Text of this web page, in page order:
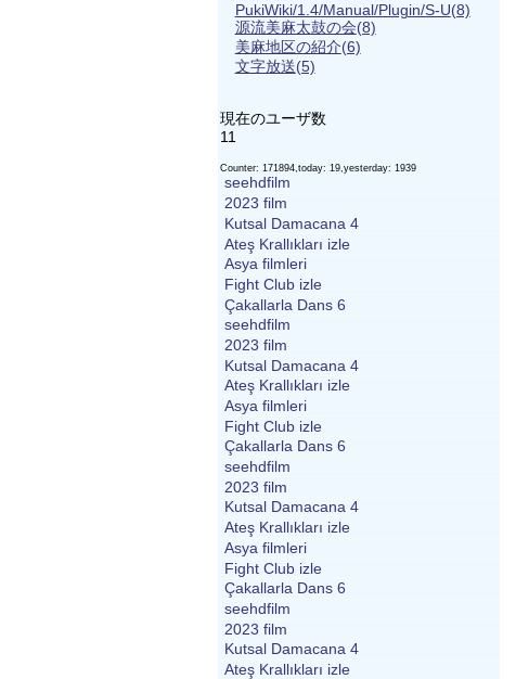
PukiWiki/1.4/Manual/Plugin/S-U(8)
源流美麻太鼓の会(8)
美麻地区の紹介(6)
文字放送(5)
現在のユーザ数
11
Counter: 171894,today: 19,yesterday: 1939
seehdfilm
2023 film
Kutsal Damacana 4
Ateş Krallıkları izle
Asya filmleri
Fight Club izle
Çakallarla Dans 6
seehdfilm
2023 film
Kutsal Damacana 4
Ateş Krallıkları izle
Asya filmleri
Fight Club izle
Çakallarla Dans 6
seehdfilm
2023 film
Kutsal Damacana 4
Ateş Krallıkları izle
Asya filmleri
Fight Club izle
Çakallarla Dans 6
seehdfilm
2023 film
Kutsal Damacana 4
Ateş Krallıkları izle